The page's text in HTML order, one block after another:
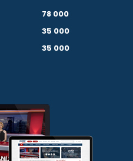
78 000
35 000
35 000